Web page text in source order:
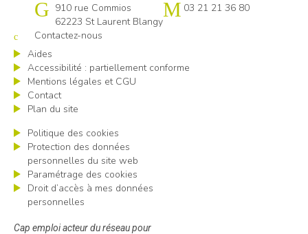
Cap emploi Pas-de-Calais centre
910 rue Commios
62223 St Laurent Blangy
03 21 21 36 80
Contactez-nous
Aides
Accessibilité : partiellement conforme
Mentions légales et CGU
Contact
Plan du site
Politique des cookies
Protection des données
personnelles du site web
Paramétrage des cookies
Droit d’accès à mes données
personnelles
Cap emploi acteur du réseau pour